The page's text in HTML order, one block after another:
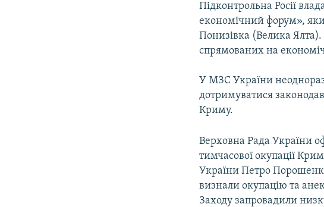
Підконтрольна Росії
економічний форум»,
Понизівка (Велика Ялта).
спрямованих на
У МЗС України
дотримуватися
Криму.
Верховна Рада України
тимчасової окупації
України Петро
визнали окупацію та
Заходу запровадили